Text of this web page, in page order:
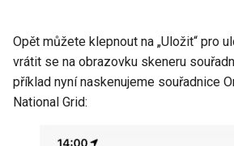
Opět můžete klepnout na „Uložit“ pro
vrátit se na obrazovku skeneru
příklad nyní naskenujeme souřadnice
National Grid: